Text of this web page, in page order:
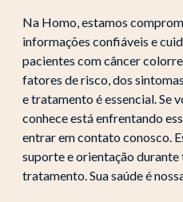
Na Homo, estamos
informações confiáveis e
pacientes com câncer
fatores de risco, dos
e tratamento é essencial. Se
conhece está enfrentando
entrar em contato conosco.
suporte e orientação durante
tratamento. Sua saúde é